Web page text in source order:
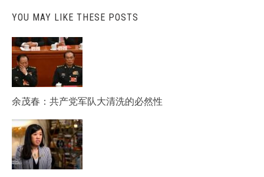
YOU MAY LIKE THESE POSTS
余茂春：共产党军队大清洗的必然性